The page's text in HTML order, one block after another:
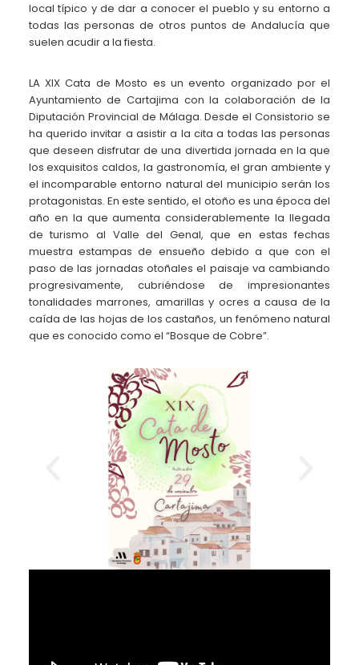
local típico y de dar a conocer el pueblo y su entorno a
todas las personas de otros puntos de Andalucía que
suelen acudir a la fiesta.
LA XIX Cata de Mosto es un evento organizado por el
Ayuntamiento de Cartajima con la colaboración de la
Diputación Provincial de Málaga. Desde el Consistorio se
ha querido invitar a asistir a la cita a todas las personas
que deseen disfrutar de una divertida jornada en la que
los exquisitos caldos, la gastronomía, el gran ambiente y
el incomparable entorno natural del municipio serán los
protagonistas. En este sentido, el otoño es una época del
año en la que aumenta considerablemente la llegada
de turismo al Valle del Genal, que en estas fechas
muestra estampas de ensueño debido a que con el
paso de las jornadas otoñales el paisaje va cambiando
progresivamente, cubriéndose de impresionantes
tonalidades marrones, amarillas y ocres a causa de la
caída de las hojas de los castaños, un fenómeno natural
que es conocido como el “Bosque de Cobre”.